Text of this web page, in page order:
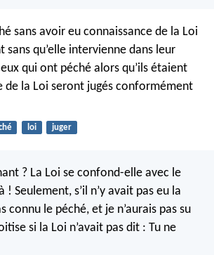
sans avoir eu connaissance de la Loi
qu’elle intervienne dans leur
qui ont péché alors qu’ils étaient
de la Loi seront jugés conformément
loi juger
? La Loi se confond-elle avec le
! Seulement, s’il n’y avait pas eu la
connu le péché, et je n’aurais pas su
si la Loi n’avait pas dit : Tu ne